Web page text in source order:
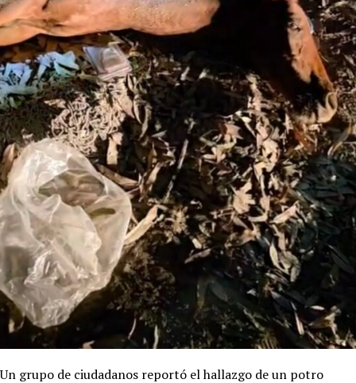
Un grupo de ciudadanos reportó el hallazgo de un potro